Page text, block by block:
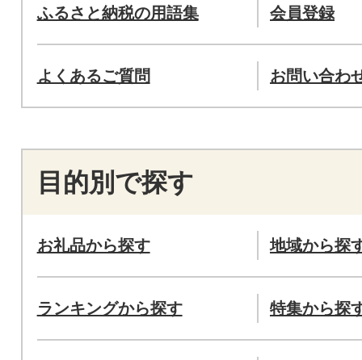
ふるさと納税の用語集 会員登録
よくあるご質問 お問い合わ
目的別で探す
お礼品から探す 地域から探
ランキングから探す 特集から探